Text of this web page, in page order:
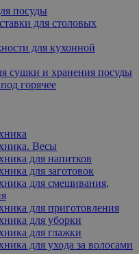
посуды
для столовых
для кухонной
сушки и хранения посуды
горячее
Весы
для напитков
для заготовок
для смешивания,
для приготовления
для уборки
для глажки
для ухода за волосами